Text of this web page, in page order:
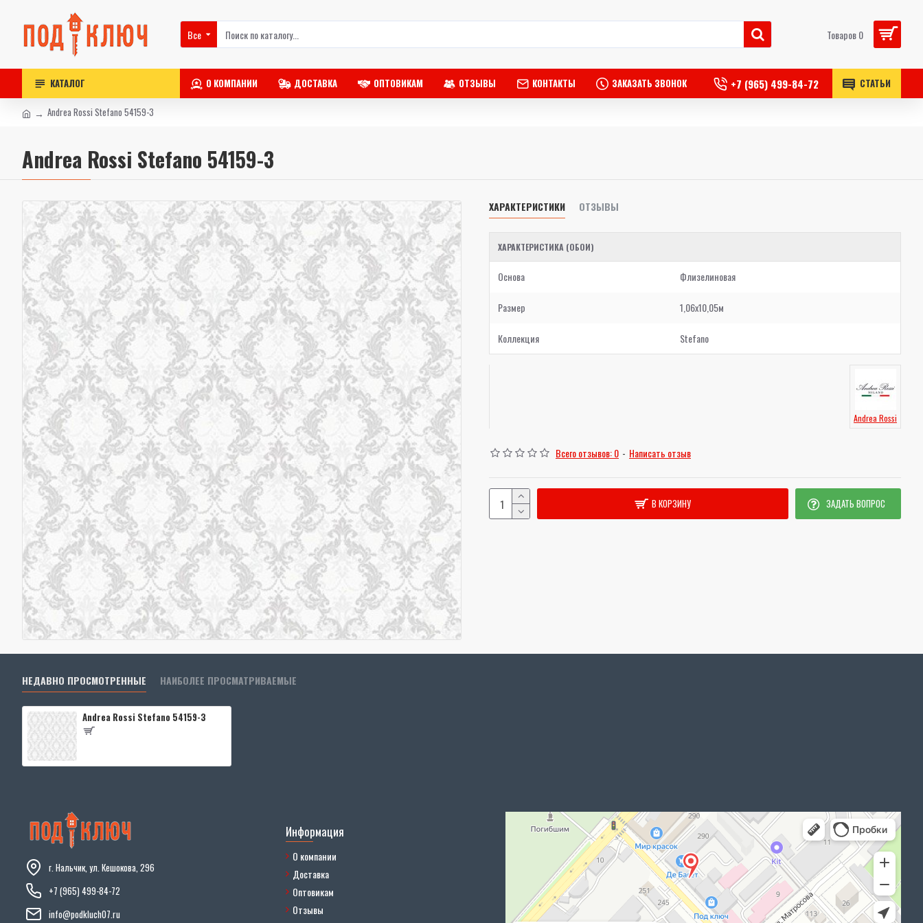
Все Товаров 0
КАТАЛОГ О КОМПАНИИ ДОСТАВКА ОПТОВИКАМ ОТЗЫВЫ КОНТАКТЫ ЗАКАЗАТЬ ЗВОНОК +7 (965) 499-84-72 СТАТЬИ
Andrea Rossi Stefano 54159-3
Andrea Rossi Stefano 54159-3
ХАРАКТЕРИСТИКИ ОТЗЫВЫ
ХАРАКТЕРИСТИКА (ОБОИ)
Основа Флизелиновая
Размер 1,06x10,05м
Коллекция Stefano
Andrea Rossi
Всего отзывов: 0 - Написать отзыв
В КОРЗИНУ ЗАДАТЬ ВОПРОС
НЕДАВНО ПРОСМОТРЕННЫЕ НАИБОЛЕЕ ПРОСМАТРИВАЕМЫЕ
Andrea Rossi Stefano 54159-3
г. Нальчик, ул. Кешокова, 296
+7 (965) 499-84-72
info@podkluch07.ru
Информация
О компании
Доставка
Оптовикам
Отзывы